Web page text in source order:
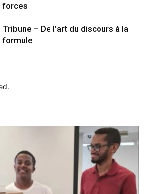
forces
Tribune – De l’art du discours à la
formule